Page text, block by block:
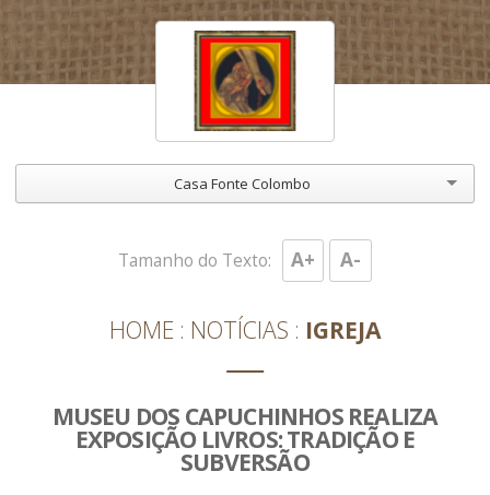
Casa Fonte Colombo
HOME NOTÍCIAS IGREJA
Tamanho do Texto: A+ A-
MUSEU DOS CAPUCHINHOS REALIZA
EXPOSIÇÃO LIVROS: TRADIÇÃO E
SUBVERSÃO